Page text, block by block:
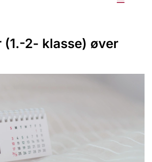
(1.-2- klasse) øver